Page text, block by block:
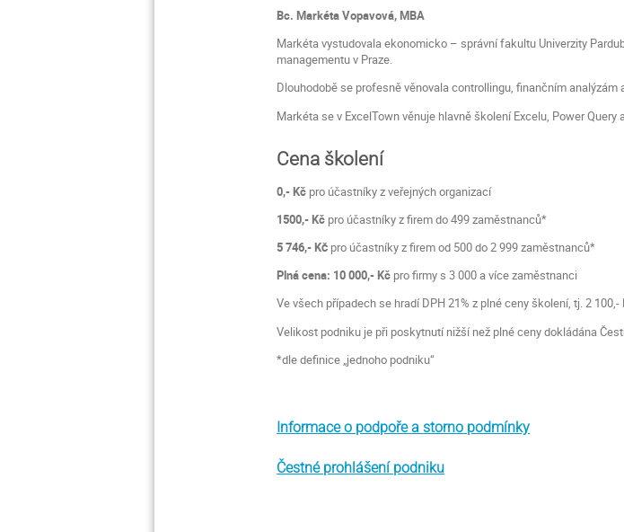
Bc. Markéta Vopavová, MBA
Markéta vystudovala ekonomicko – správní fakultu Univerzity
managementu v Praze.
Dlouhodobě se profesně věnovala controllingu, finančním
Markéta se v ExcelTown věnuje hlavně školení Excelu, Power Query
Cena školení
0,- Kč pro účastníky z veřejných organizací
1500,- Kč pro účastníky z firem do 499 zaměstnanců*
5 746,-Kč pro účastníky z firem od 500 do 2 999 zaměstnanců*
Plná cena: 10 000,- Kč pro firmy s 3 000 a více zaměstnanci
Ve všech případech se hradí DPH 21% z plné ceny školení, tj. 2 100,-
Velikost podniku je při poskytnutí nižší než plné ceny dokládána
*dle definice „jednoho podniku“
Informace o podpoře a storno podmínky
Čestné prohlášení podniku